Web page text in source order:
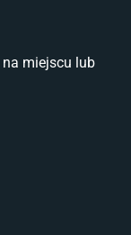
na miejscu lub